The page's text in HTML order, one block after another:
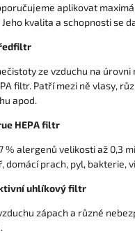
aplikovat
kvalita a schopnosti se
ze vzduchu na
filtr. Patří mezi ně vlasy,
apod.
HEPA filtr
% alergenů velikosti až 0,3
domácí prach, pyl, bakterie,
uhlíkový filtr
zápach a různé